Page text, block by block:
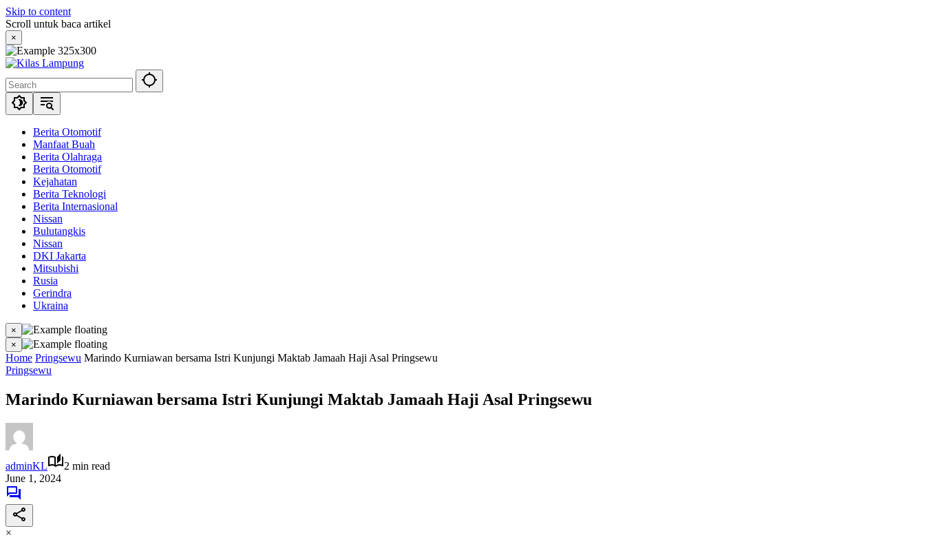
Skip to content
Scroll untuk baca artikel
×
Berita Otomotif
Manfaat Buah
Berita Olahraga
Berita Otomotif
Kejahatan
Berita Teknologi
Berita Internasional
Nissan
Bulutangkis
Nissan
DKI Jakarta
Mitsubishi
Rusia
Gerindra
Ukraina
×
×
Home Pringsewu Marindo Kurniawan bersama Istri Kunjungi Maktab Jamaah Haji Asal Pringsewu
Pringsewu
Marindo Kurniawan bersama Istri Kunjungi Maktab Jamaah Haji Asal Pringsewu
adminKL
2 min read
June 1, 2024
×